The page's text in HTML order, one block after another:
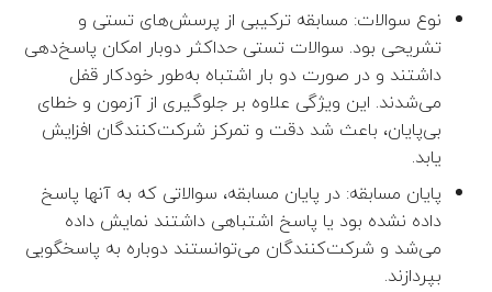
👤 رضا سبحانی
👤 علیرضا عبدالهی
👤 علیرضا امینی هرندی
👤 افشین پرورده
👤 جواد اسداللهی
نوع سوالات: مسابقه ترکیبی از پرسش‌های تستی و
تشریحی بود. سوالات تستی حداکثر دوبار امکان پاسخ‌دهی
داشتند و در صورت دو بار اشتباه به‌طور خودکار قفل
می‌شدند. این ویژگی علاوه بر جلوگیری از آزمون و خطای
بی‌پایان، باعث شد دقت و تمرکز شرکت‌کنندگان افزایش
یابد.
پایان مسابقه: در پایان مسابقه، سوالاتی که به آنها پاسخ
داده نشده بود یا پاسخ اشتباهی داشتند نمایش داده
می‌شد و شرکت‌کنندگان می‌توانستند دوباره به پاسخگویی
بپردازند.